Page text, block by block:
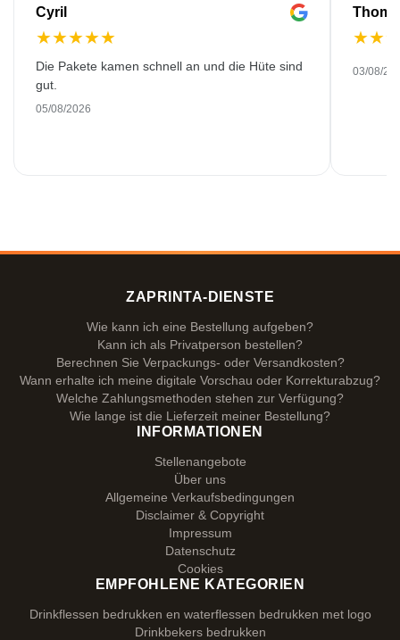
Cyril
★★★★★
Die Pakete kamen schnell an und die Hüte sind
gut.
05/08/2026
★★
03/08/
ZAPRINTA-DIENSTE
Wie kann ich eine Bestellung aufgeben?
Kann ich als Privatperson bestellen?
Berechnen Sie Verpackungs- oder Versandkosten?
Wann erhalte ich meine digitale Vorschau oder Korrekturabzug?
Welche Zahlungsmethoden stehen zur Verfügung?
Wie lange ist die Lieferzeit meiner Bestellung?
INFORMATIONEN
Stellenangebote
Über uns
Allgemeine Verkaufsbedingungen
Disclaimer & Copyright
Impressum
Datenschutz
Cookies
EMPFOHLENE KATEGORIEN
Drinkflessen bedrukken en waterflessen bedrukken met logo
Drinkbekers bedrukken